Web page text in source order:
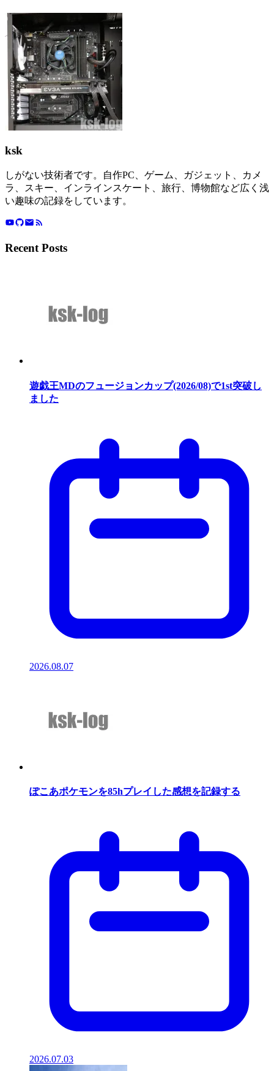
ksk
しがない技術者です。自作PC、ゲーム、ガジェット、カメ
ラ、スキー、インラインスケート、旅行、博物館など広く浅
い趣味の記録をしています。
Recent Posts
遊戯王MDのフュージョンカップ(2026/08)で1st突破し
ました
2026.08.07
ぽこあポケモンを85hプレイした感想を記録する
2026.07.03